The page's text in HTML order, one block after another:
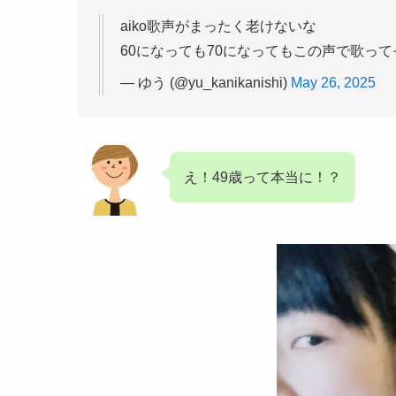
aiko歌声がまったく老けないな
60になっても70になってもこの声で歌って
— ゆう (@yu_kanikanishi) May 26, 2025
え！49歳って本当に！？